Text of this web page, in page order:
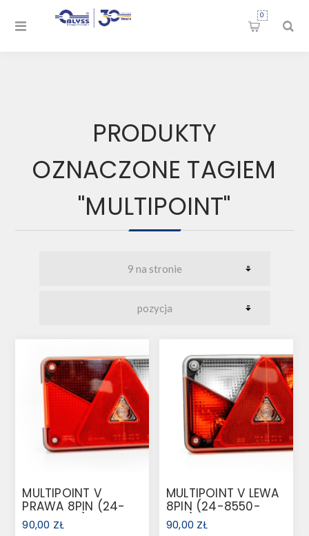
0
PRODUKTY
OZNACZONE TAGIEM
"MULTIPOINT"
MULTIPOINT V
PRAWA 8PIN (24-
8750-007)
90,00 ZŁ
MULTIPOINT V LEWA
8PIN (24-8550-
007)
90,00 ZŁ